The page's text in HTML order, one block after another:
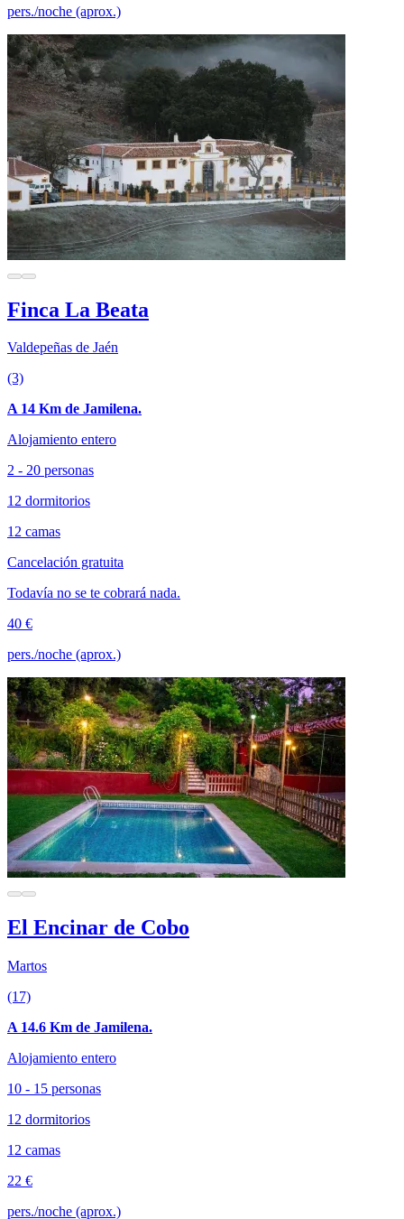
pers./noche (aprox.)
Finca La Beata
Valdepeñas de Jaén
(3)
A 14 Km de Jamilena.
Alojamiento entero
2 - 20 personas
12 dormitorios
12 camas
Cancelación gratuita
Todavía no se te cobrará nada.
40 €
pers./noche (aprox.)
El Encinar de Cobo
Martos
(17)
A 14.6 Km de Jamilena.
Alojamiento entero
10 - 15 personas
12 dormitorios
12 camas
22 €
pers./noche (aprox.)